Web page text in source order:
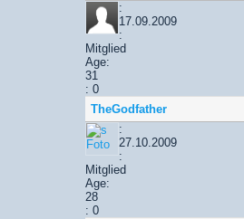
:
17.09.2009
:
Mitglied
Age:
31
: 0
TheGodfather
:
27.10.2009
:
Mitglied
Age:
28
: 0